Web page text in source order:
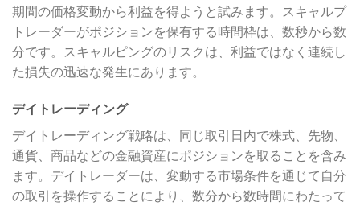
期間の価格変動から利益を得ようと試みます。スキャルプ
トレーダーがポジションを保有する時間枠は、数秒から数
分です。スキャルピングのリスクは、利益ではなく連続し
た損失の迅速な発生にあります。
デイトレーディング
デイトレーディング戦略は、同じ取引日内で株式、先物、
通貨、商品などの金融資産にポジションを取ることを含み
ます。デイトレーダーは、変動する市場条件を通じて自分
の取引を操作することにより、数分から数時間にわたって